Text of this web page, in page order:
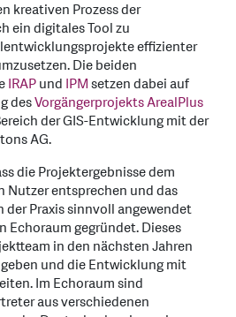
kreativen Prozess der
ein digitales Tool zu
effizienter
Die beiden
IRAPund IPMsetzen dabei auf
desVorgängerprojekts ArealPlus
der GIS-Entwicklung mit der
AG.
die Projektergebnisse dem
Nutzer entsprechen und das
der Praxis sinnvoll angewendet
Echoraum gegründet. Dieses
in den nächsten Jahren
und die Entwicklung mit
Im Echoraum sind
aus verschiedenen